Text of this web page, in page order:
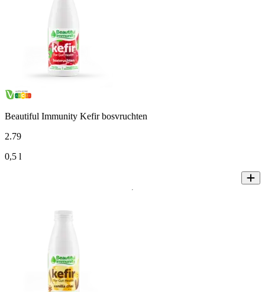
Beautiful Immunity Kefir bosvruchten
2.79
0,5 l